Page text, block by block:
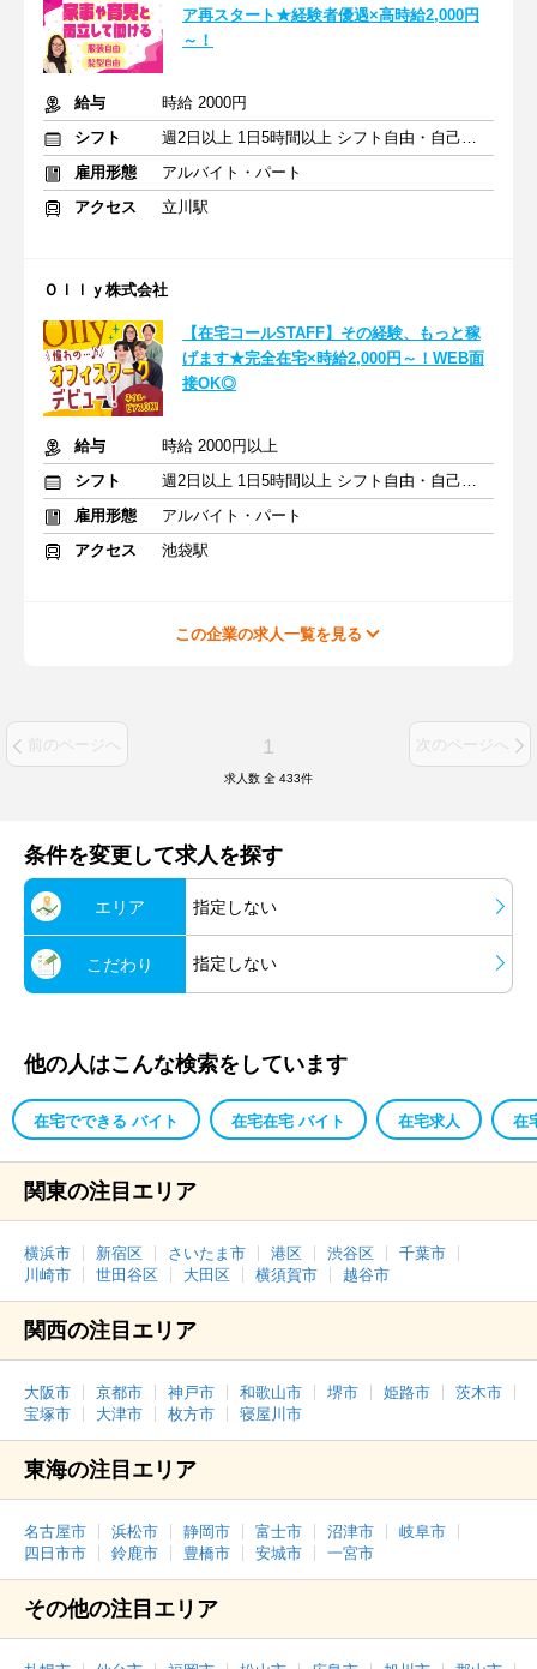
ア再スタート★経験者優遇×高時給2,000円
～！
給与
時給 2000円
シフト
週2日以上 1日5時間以上 シフト自由・自己申告
雇用形態
アルバイト・パート
アクセス
立川駅
Ｏｌｌｙ株式会社
【在宅コールSTAFF】その経験、もっと稼
げます★完全在宅×時給2,000円～！WEB面
接OK◎
給与
時給 2000円以上
シフト
週2日以上 1日5時間以上 シフト自由・自己申告
雇用形態
アルバイト・パート
アクセス
池袋駅
この企業の求人一覧を見る
前のページへ 1 次のページへ
求人数 全 433件
条件を変更して求人を探す
エリア 指定しない
こだわり 指定しない
他の人はこんな検索をしています
在宅でできる バイト 在宅在宅 バイト 在宅求人 在
関東の注目エリア
横浜市 新宿区 さいたま市 港区 渋谷区
千葉市
川崎市
世田谷区 大田区 横須賀市 越谷市
関西の注目エリア
大阪市 京都市 神戸市 和歌山市 堺市 姫路市
茨木市
宝塚市
大津市 枚方市 寝屋川市
東海の注目エリア
名古屋市 浜松市 静岡市 富士市 沼津市
岐阜市
四日市市
鈴鹿市 豊橋市 安城市 一宮市
その他の注目エリア